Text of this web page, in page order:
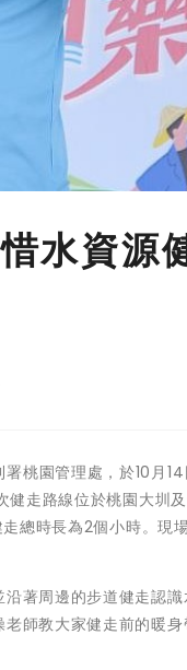
水資源
桃園管理處，於10月
走路線位於桃園大圳
總時長為2個小時。現
著周邊的步道健走認
師教大家健走前的暖